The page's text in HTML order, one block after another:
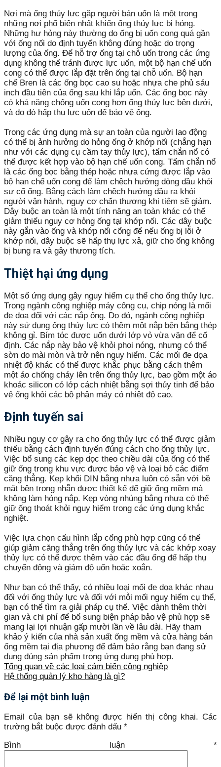
Nơi mà ống thủy lực gặp người bán uốn là một trong
những nơi phổ biến nhất khiến ống thủy lực bị hỏng.
Những hư hỏng này thường do ống bị uốn cong quá gần
với ống nối do định tuyến không đúng hoặc do trọng
lượng của ống. Để hỗ trợ ống tại chỗ uốn trong các ứng
dụng không thể tránh được lực uốn, một bộ hạn chế uốn
cong có thể được lắp đặt trên ống tại chỗ uốn. Bộ hạn
chế Bren là các ống bọc cao su hoặc nhựa che phủ sáu
inch đầu tiên của ống sau khi lắp uốn. Các ống bọc này
có khả năng chống uốn cong hơn ống thủy lực bên dưới,
và do đó hấp thụ lực uốn để bảo vệ ống.
Trong các ứng dụng mà sự an toàn của người lao động
có thể bị ảnh hưởng do hỏng ống ở khớp nối (chẳng hạn
như với các dụng cụ cầm tay thủy lực), tấm chắn nổ có
thể được kết hợp vào bộ hạn chế uốn cong. Tấm chắn nổ
là các ống bọc bằng thép hoặc nhựa cứng được lắp vào
bộ hạn chế uốn cong để làm chệch hướng dòng dầu khỏi
sự cố ống. Bằng cách làm chệch hướng dầu ra khỏi
người vận hành, nguy cơ chấn thương khi tiêm sẽ giảm.
Dây buộc an toàn là một tính năng an toàn khác có thể
giảm thiểu nguy cơ hỏng ống tại khớp nối. Các dây buộc
này gắn vào ống và khớp nối cổng để nếu ống bị lỗi ở
khớp nối, dây buộc sẽ hấp thụ lực xả, giữ cho ống không
bị bung ra và gây thương tích.
Thiệt hại ứng dụng
Một số ứng dụng gây nguy hiểm cụ thể cho ống thủy lực.
Trong ngành công nghiệp máy công cụ, chip nóng là mối
đe dọa đối với các nắp ống. Do đó, ngành công nghiệp
này sử dụng ống thủy lực có thêm một nắp bện bằng thép
không gỉ. Bím tóc được uốn dưới lớp vỏ vừa vặn để cố
định. Các nắp này bảo vệ khỏi phoi nóng, nhưng có thể
sờn do mài mòn và trở nên nguy hiểm. Các mối đe dọa
nhiệt độ khác có thể được khắc phục bằng cách thêm
một áo chống cháy lên trên ống thủy lực, bao gồm một áo
khoác silicon có lớp cách nhiệt bằng sợi thủy tinh để bảo
vệ ống khỏi các bộ phận máy có nhiệt độ cao.
Định tuyến sai
Nhiều nguy cơ gây ra cho ống thủy lực có thể được giảm
thiểu bằng cách định tuyến đúng cách cho ống thủy lực.
Việc bổ sung các kẹp dọc theo chiều dài của ống có thể
giữ ống trong khu vực được bảo vệ và loại bỏ các điểm
căng thẳng. Kẹp khối DIN bằng nhựa luôn có sẵn với bề
mặt bên trong nhẵn được thiết kế để giữ ống mềm mà
không làm hỏng nắp. Kẹp vòng nhúng bằng nhựa có thể
giữ ống thoát khỏi nguy hiểm trong các ứng dụng khắc
nghiệt.
Việc lựa chọn cấu hình lắp cổng phù hợp cũng có thể
giúp giảm căng thẳng trên ống thủy lực và các khớp xoay
thủy lực có thể được thêm vào các đầu ống để hấp thụ
chuyển động và giảm độ uốn hoặc xoắn.
Như bạn có thể thấy, có nhiều loại mối đe dọa khác nhau
đối với ống thủy lực và đối với mỗi mối nguy hiểm cụ thể,
bạn có thể tìm ra giải pháp cụ thể. Việc dành thêm thời
gian và chi phí để bổ sung biện pháp bảo vệ phù hợp sẽ
mang lại lợi nhuận gấp mười lần về lâu dài. Hãy tham
khảo ý kiến ​​của nhà sản xuất ống mềm và cửa hàng bán
ống mềm tại địa phương để đảm bảo rằng bạn đang sử
dụng đúng sản phẩm trong ứng dụng phù hợp.
Tổng quan về các loại cảm biến công nghiệp
Hệ thống quản lý kho hàng là gì?
Để lại một bình luận
Email của bạn sẽ không được hiển thị công khai. Các
trường bắt buộc được đánh dấu *
Bình luận *